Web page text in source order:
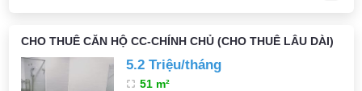
CHO THUÊ CĂN HỘ CC-CHÍNH CHỦ (CHO THUÊ LÂU DÀI)
5.2 Triệu/tháng
51 m²